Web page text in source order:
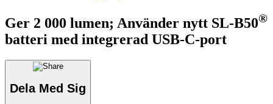
Ger 2 000 lumen; Använder nytt SL-B50®
batteri med integrerad USB-C-port
Dela Med Sig